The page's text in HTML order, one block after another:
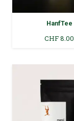
HanfTee
CHF8.00